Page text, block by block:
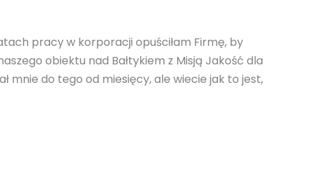
pracy w korporacji opuściłam Firmę, by
obiektu nad Bałtykiem z Misją Jakość dla
mnie do tego od miesięcy, ale wiecie jak to jest,